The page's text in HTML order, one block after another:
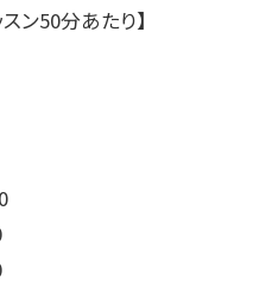
ン50分あたり】